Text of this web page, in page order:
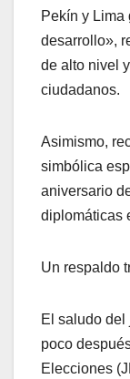
Pekín y Lima
desarrollo»,
de alto nivel
ciudadanos.
Asimismo,
simbólica
aniversario
diplomáticas
Un respaldo
El saludo del
poco
Elecciones